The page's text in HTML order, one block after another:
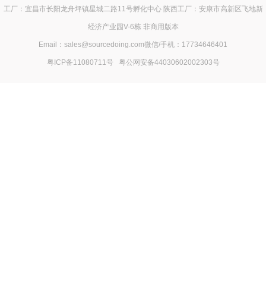
工厂：宜昌市长阳龙舟坪镇星城二路11号孵化中心 陕西工厂：安康市高新区飞地新
经济产业园V-6栋 非商用版本
Email：sales@sourcedoing.com微信/手机：17734646401
粤ICP备11080711号 粤公网安备44030602002303号